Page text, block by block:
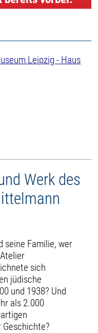
Leipzig - Haus
Werk des
seine Familie, wer
sich
jüdische
und 1938? Und
als 2.000